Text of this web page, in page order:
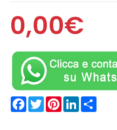
0,00€
Facebook
TwitterPinterestLinkedIn